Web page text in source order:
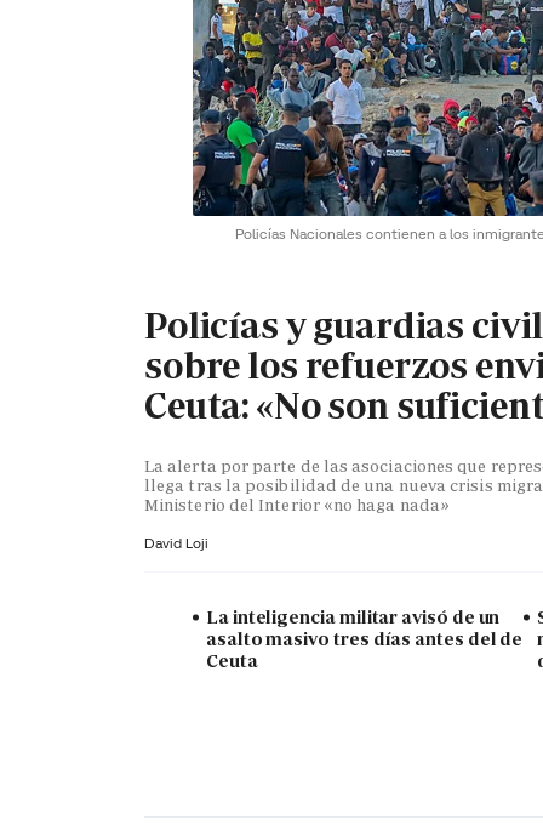
Policías Nacionales contienen a los
Policías y guardias
sobre los refuerzos
Ceuta: «No son
La alerta por parte de las asociaciones que
llega tras la posibilidad de una nueva crisis
Ministerio del Interior «no haga nada»
David Loji
La inteligencia militar avisó de un
asalto masivo tres días antes del de
Ceuta